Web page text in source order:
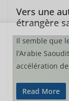
Vers une
étrangère
Il semble que
l’Arabie
accélération
Read More